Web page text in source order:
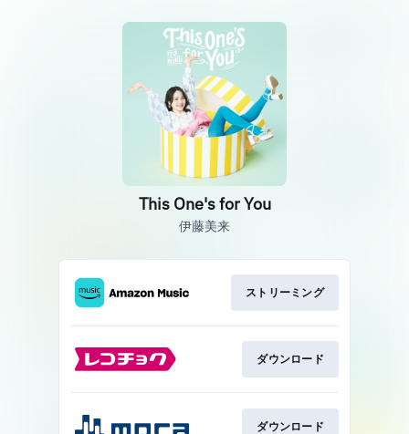
This One's for You
伊藤美来
ストリーミング
ダウンロード
ダウンロード